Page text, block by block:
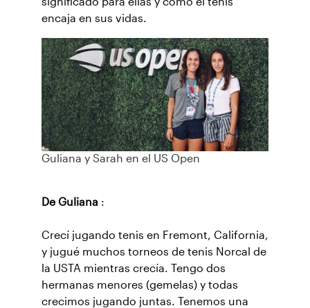
encaja en sus vidas.
Guliana y Sarah en el US Open
De Guliana :
Crecí jugando tenis en Fremont, California,
y jugué muchos torneos de tenis Norcal de
la USTA mientras crecía. Tengo dos
hermanas menores (gemelas) y todas
crecimos jugando juntas. Tenemos una